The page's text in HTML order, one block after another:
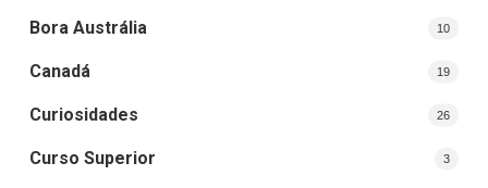
Bora Austrália 10
Canadá 19
Curiosidades 26
Curso Superior 3